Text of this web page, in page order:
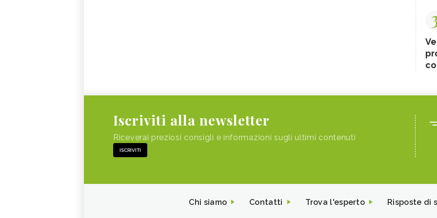
Iscriviti alla newsletter
Riceverai preziosi consigli e informazioni sugli ultimi contenuti
ISCRIVITI
Chi siamo Contatti Trova l'esperto Risposte di